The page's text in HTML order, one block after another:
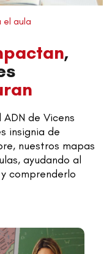
el aula
,
de Vicens
insignia de
nuestros mapas
ayudando al
comprenderlo